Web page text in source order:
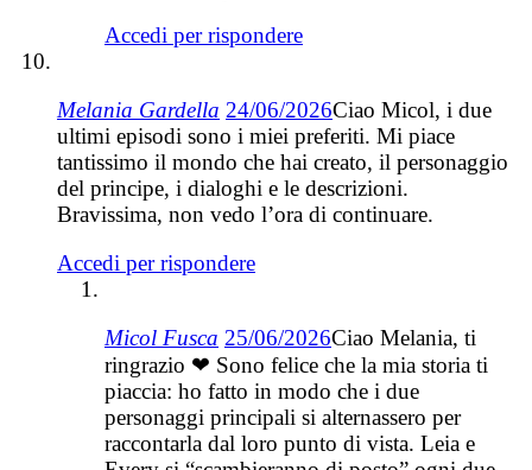
Accedi per rispondere
Melania Gardella 24/06/2026Ciao Micol, i due
ultimi episodi sono i miei preferiti. Mi piace
tantissimo il mondo che hai creato, il personaggio
del principe, i dialoghi e le descrizioni.
Bravissima, non vedo l’ora di continuare.
Accedi per rispondere
Micol Fusca 25/06/2026Ciao Melania, ti
ringrazio ❤ Sono felice che la mia storia ti
piaccia: ho fatto in modo che i due
personaggi principali si alternassero per
raccontarla dal loro punto di vista. Leia e